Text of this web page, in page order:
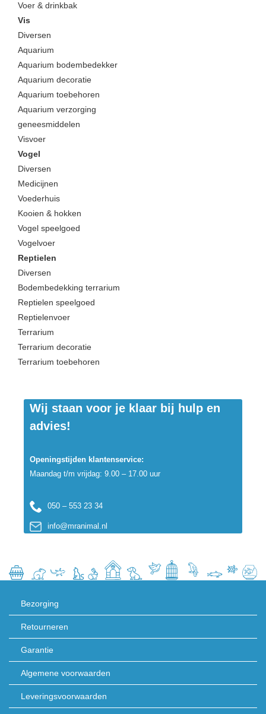
Voer & drinkbak
Vis
Diversen
Aquarium
Aquarium bodembedekker
Aquarium decoratie
Aquarium toebehoren
Aquarium verzorging
geneesmiddelen
Visvoer
Vogel
Diversen
Medicijnen
Voederhuis
Kooien & hokken
Vogel speelgoed
Vogelvoer
Reptielen
Diversen
Bodembedekking terrarium
Reptielen speelgoed
Reptielenvoer
Terrarium
Terrarium decoratie
Terrarium toebehoren
Wij staan voor je klaar bij hulp en
advies!
Openingstijden klantenservice:
Maandag t/m vrijdag: 9.00 – 17.00 uur
050 – 553 23 34
info@mranimal.nl
Bezorging
Retourneren
Garantie
Algemene voorwaarden
Leveringsvoorwaarden